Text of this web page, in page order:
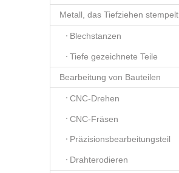
Metall, das Tiefziehen stempelt
Blechstanzen
Tiefe gezeichnete Teile
Bearbeitung von Bauteilen
CNC-Drehen
CNC-Fräsen
Präzisionsbearbeitungsteil
Drahterodieren